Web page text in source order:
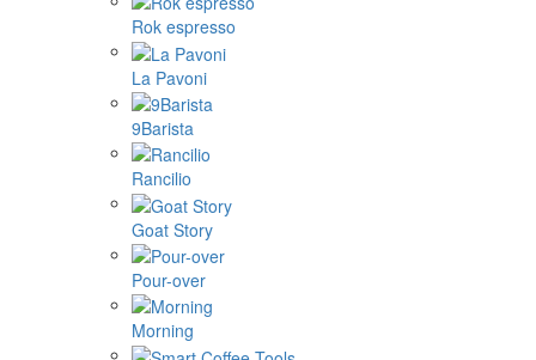
Rok espresso
La Pavoni
9Barista
Rancilio
Goat Story
Pour-over
Morning